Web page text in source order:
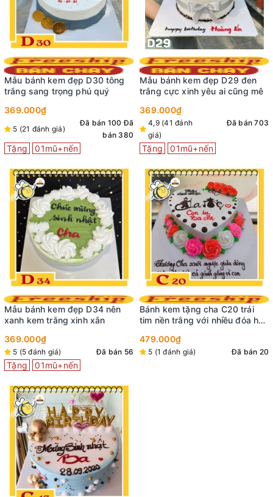
Mẫu bánh kem đẹp D30 tông
trắng sang trọng phú quý
369.000₫
5 (21 đánh giá)
Đã bán 100 Đã
bán 380
Tặng 01mũ+nến
Mẫu bánh kem đẹp D34 nên
xanh kem trắng xinh xắn
369.000₫
5 (5 đánh giá) Đã bán 56
Tặng 01mũ+nến
Mẫu bánh kem đẹp D29 đen
trắng cực xinh yêu ai cũng mê
369.000₫
4,9 (41 đánh
giá)
Đã bán 703
Tặng 01mũ+nến
Bánh kem tặng cha C20 trái
tim nền trắng với nhiều đóa hoa
479.000₫
5 (1 đánh giá) Đã bán 20